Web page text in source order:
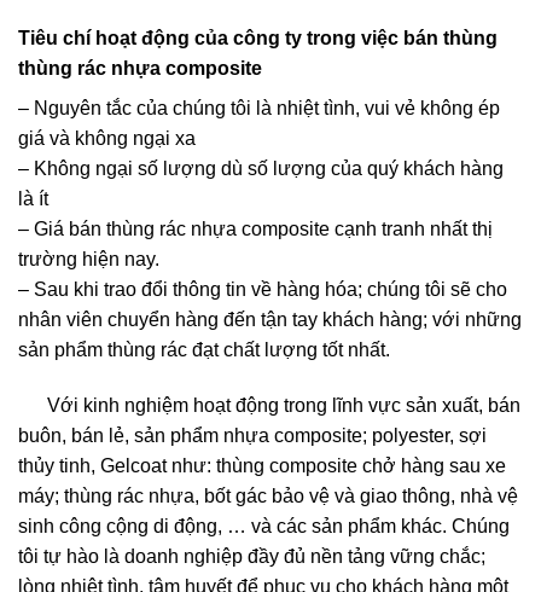
Tiêu chí hoạt động của công ty trong việc bán thùng
thùng rác nhựa composite
– Nguyên tắc của chúng tôi là nhiệt tình, vui vẻ không ép
giá và không ngại xa
– Không ngại số lượng dù số lượng của quý khách hàng
là ít
– Giá bán thùng rác nhựa composite cạnh tranh nhất thị
trường hiện nay.
– Sau khi trao đổi thông tin về hàng hóa; chúng tôi sẽ cho
nhân viên chuyển hàng đến tận tay khách hàng; với những
sản phẩm thùng rác đạt chất lượng tốt nhất.
Với kinh nghiệm hoạt động trong lĩnh vực sản xuất, bán
buôn, bán lẻ, sản phẩm nhựa composite; polyester, sợi
thủy tinh, Gelcoat như: thùng composite chở hàng sau xe
máy; thùng rác nhựa, bốt gác bảo vệ và giao thông, nhà vệ
sinh công cộng di động, … và các sản phẩm khác. Chúng
tôi tự hào là doanh nghiệp đầy đủ nền tảng vững chắc;
lòng nhiệt tình, tâm huyết để phục vụ cho khách hàng một